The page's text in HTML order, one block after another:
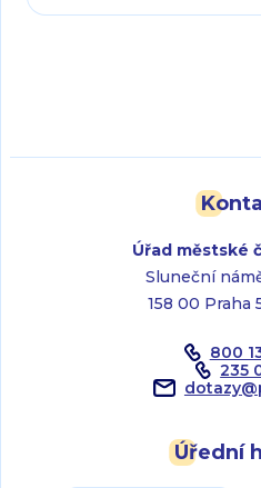
Úřad městské
Sluneční
158 00 Praha
800
235
dotazy@
Úřední